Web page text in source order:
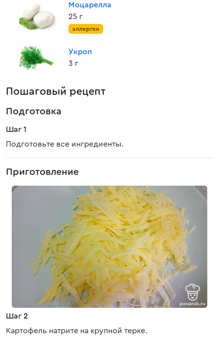
Моцарелла
25 г
аллерген
Укроп
3 г
Пошаговый рецепт
Подготовка
Шаг 1
Подготовьте все ингредиенты.
Приготовление
Шаг 2
Картофель натрите на крупной терке.